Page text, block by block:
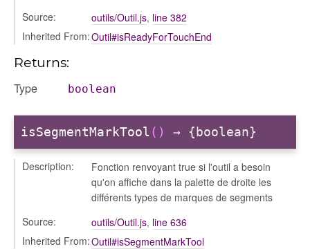
Source:
outils/Outil.js, line 382
Inherited From:Outil#isReadyForTouchEnd
Returns:
Type boolean
isSegmentMarkTool () → {boolean}
Description:
Fonction renvoyant true si l'outil a besoin
qu'on affiche dans la palette de droite les
différents types de marques de segments
Source:
outils/Outil.js, line 636
Inherited From:Outil#isSegmentMarkTool